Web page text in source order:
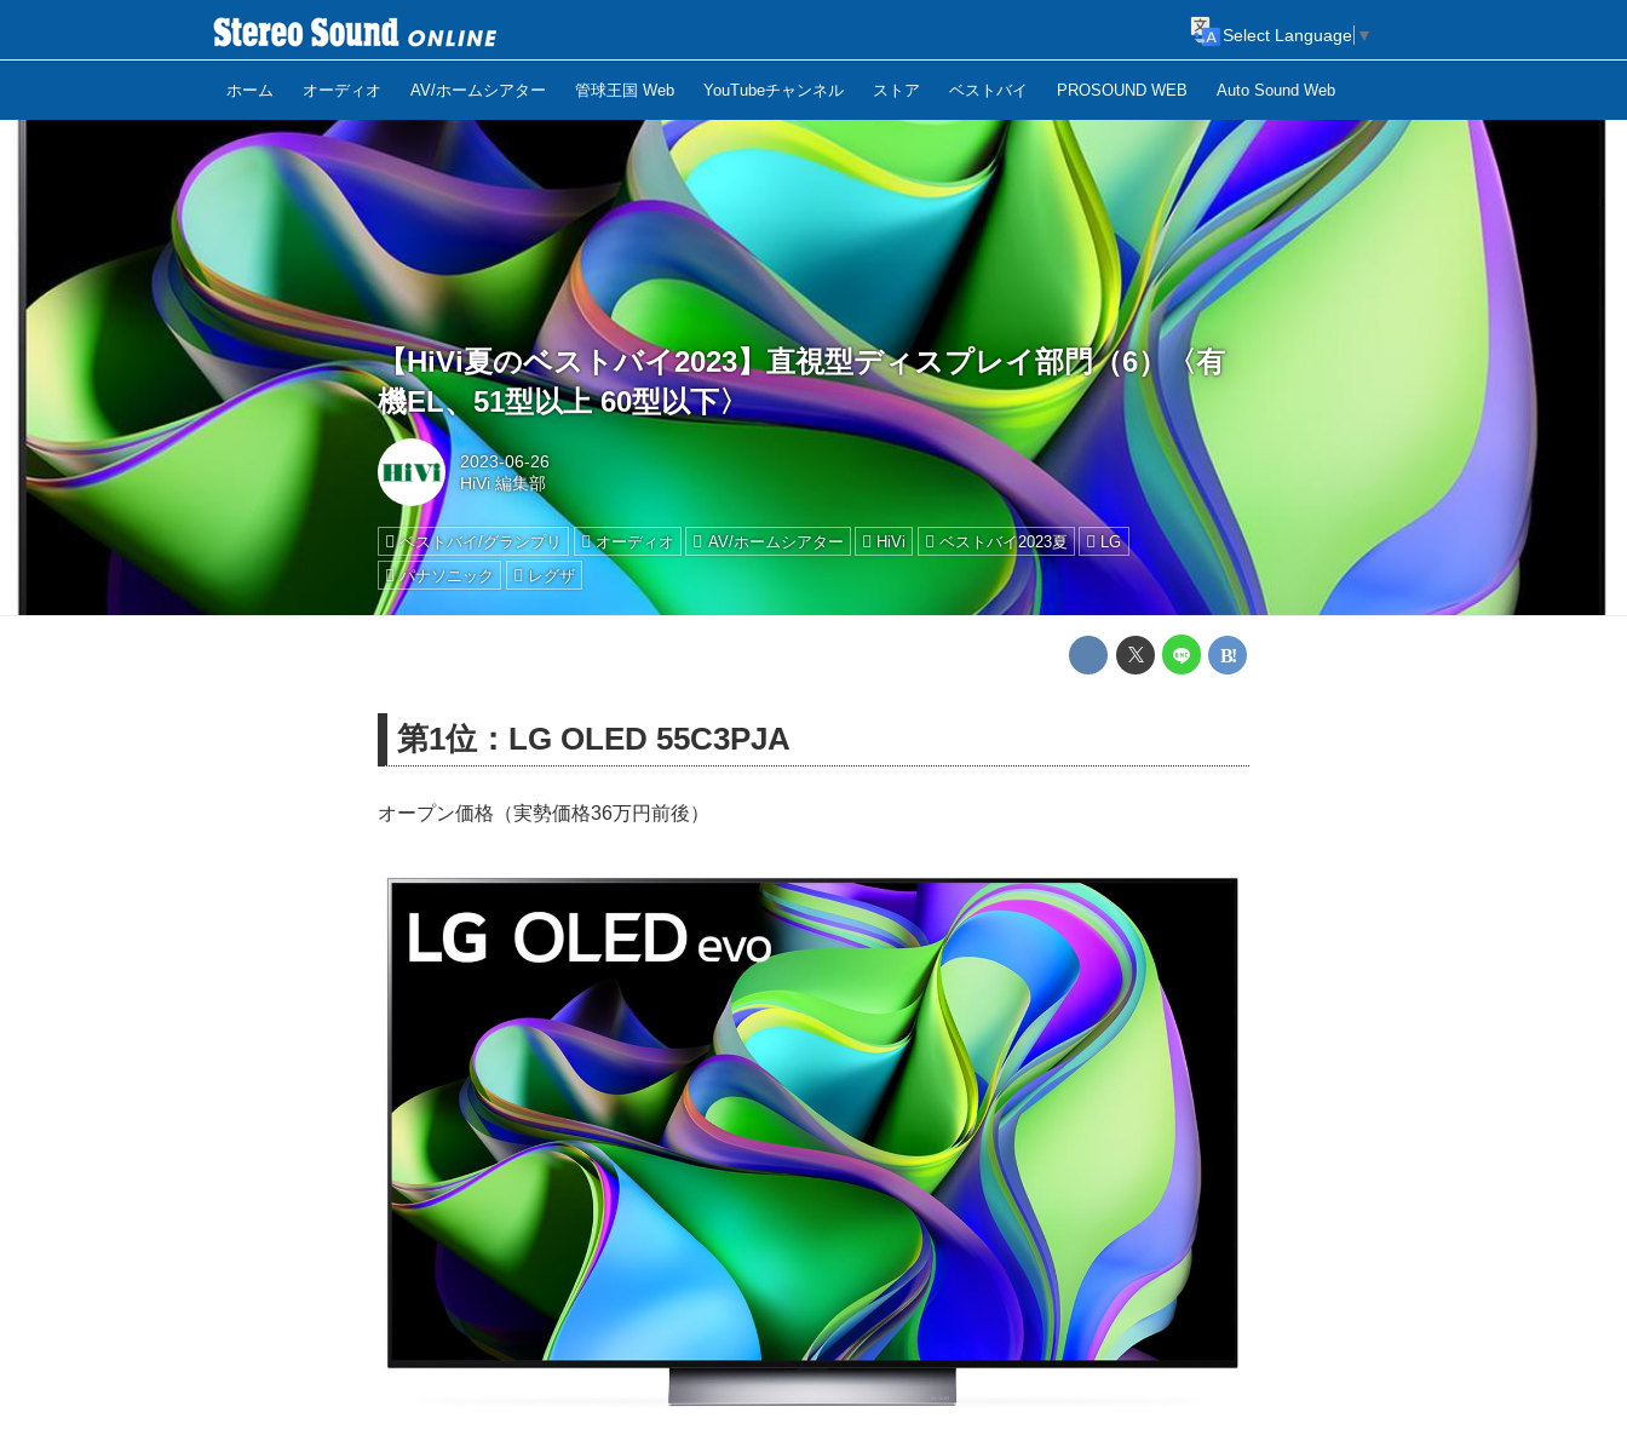
ホーム オーディオ AV/ホームシアター 管球王国 Web YouTubeチャンネル ストア ベストバイ PROSOUND WEB Auto Sound Web
Select Language ▼
【HiVi夏のベストバイ2023】直視型ディスプレイ部門（6）〈有
機EL、51型以上 60型以下〉
2023-06-26
HiVi 編集部
ベストバイ/グランプリ オーディオ AV/ホームシアター HiVi ベストバイ2023夏
LG
パナソニック
レグザ
第1位：LG OLED 55C3PJA
オープン価格（実勢価格36万円前後）